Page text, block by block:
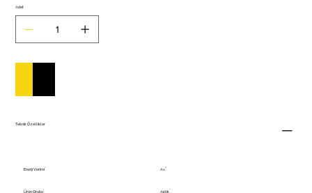
Adet
Teknik Özellikler
Enerji Verimi A+
Ürün Grubu Aplik